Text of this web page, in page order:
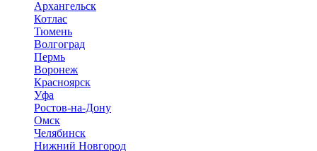
Архангельск
Котлас
Тюмень
Волгоград
Пермь
Воронеж
Красноярск
Уфа
Ростов-на-Дону
Омск
Челябинск
Нижний Новгород